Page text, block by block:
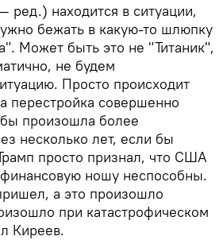
ред.) находится в ситуации,
бежать в какую-то шлюпку
Может быть это не "Титаник",
не будем
Просто происходит
перестройка совершенно
произошла более
несколько лет, если бы
просто признал, что США
ношу неспособны.
а это произошло
при катастрофическом
Киреев.